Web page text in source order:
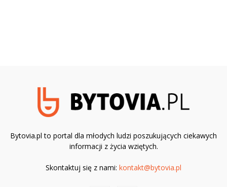
Bytovia.pl to portal dla młodych ludzi poszukujących ciekawych
informacji z życia wziętych.
Skontaktuj się z nami: kontakt@bytovia.pl